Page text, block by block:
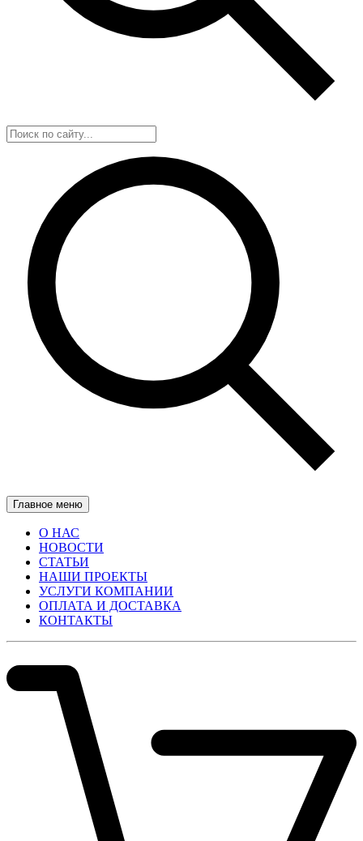
Главное меню
О НАС
НОВОСТИ
СТАТЬИ
НАШИ ПРОЕКТЫ
УСЛУГИ КОМПАНИИ
ОПЛАТА И ДОСТАВКА
КОНТАКТЫ